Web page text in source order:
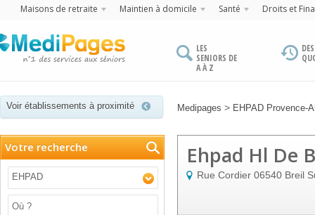
Maisons de retraite Maintien à domicile Santé Droits et
LES
SENIORS DE
A À Z
Voir établissements à proximité Medipages > EHPAD Provence-
Votre recherche
EHPAD
Ehpad Hl De
Rue Cordier 06540 Breil